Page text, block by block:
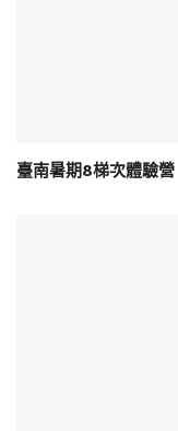
臺南暑期8梯次體驗